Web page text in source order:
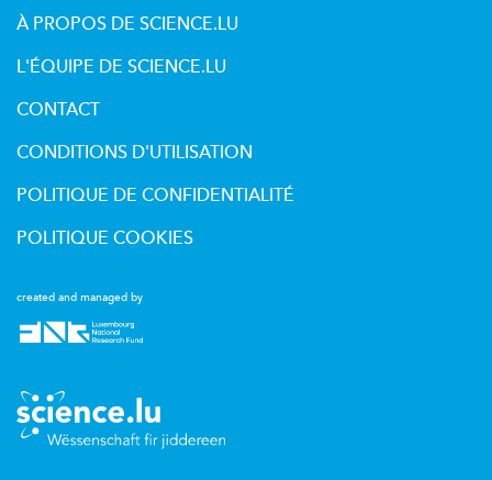
created and managed by
À PROPOS DE SCIENCE.LU
L'ÉQUIPE DE SCIENCE.LU
CONTACT
CONDITIONS D'UTILISATION
POLITIQUE DE CONFIDENTIALITÉ
POLITIQUE COOKIES